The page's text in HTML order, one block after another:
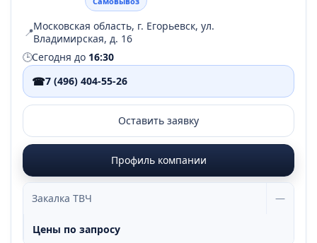
📍Московская область, г. Егорьевск, ул.
Владимирская, д. 16
🕒Сегодня до 16:30
☎7 (496) 404-55-26
Оставить заявку
Профиль компании
Закалка ТВЧ —
Цены по запросу